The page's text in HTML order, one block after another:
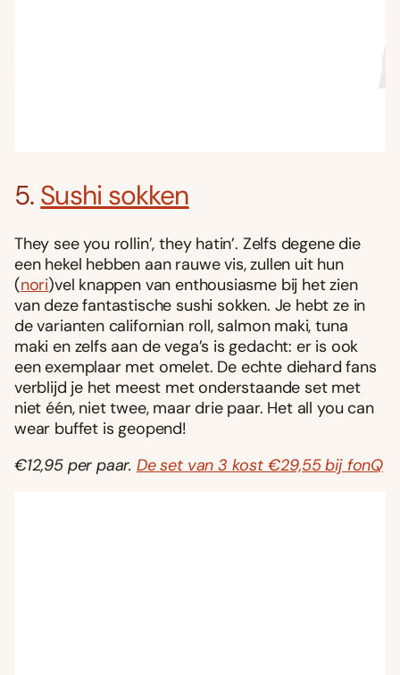
5. Sushi sokken
They see you rollin’, they hatin’. Zelfs degene die
een hekel hebben aan rauwe vis, zullen uit hun
(nori)vel knappen van enthousiasme bij het zien
van deze fantastische sushi sokken. Je hebt ze in
de varianten californian roll, salmon maki, tuna
maki en zelfs aan de vega’s is gedacht: er is ook
een exemplaar met omelet. De echte diehard fans
verblijd je het meest met onderstaande set met
niet één, niet twee, maar drie paar. Het all you can
wear buffet is geopend!
€12,95 per paar. De set van 3 kost €29,55 bij fonQ